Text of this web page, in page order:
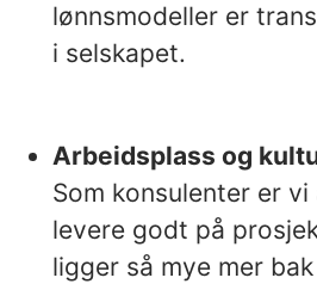
lønnsmodeller er
i selskapet.
Arbeidsplass og
Som konsulenter er
levere godt på
ligger så mye mer